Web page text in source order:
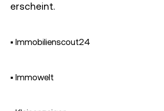
erscheint.
▪︎ Immobilienscout24
▪︎ Immowelt